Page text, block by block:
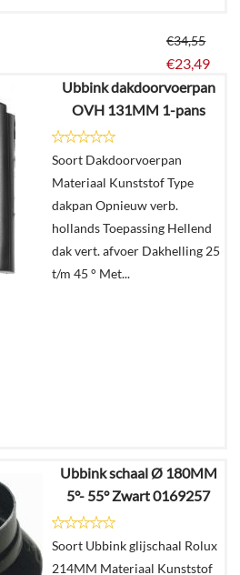
€34,55
€23,49
Details
In
winkelmand
Ubbink dakdoorvoerpan
OVH 131MM 1-pans
Soort Dakdoorvoerpan
Materiaal Kunststof Type
dakpan Opnieuw verb.
hollands Toepassing Hellend
dak vert. afvoer Dakhelling 25
t/m 45 ° Met...
€31,46
€26,43
Details
Ubbink schaal Ø 180MM
5°- 55° Zwart 0169257
Soort Ubbink glijschaal Rolux
214MM Materiaal Kunststof